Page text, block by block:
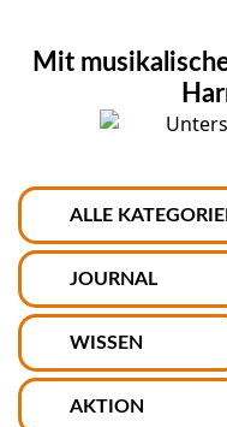
Mit
ALLE
JOURNAL
WISSEN
AKTION